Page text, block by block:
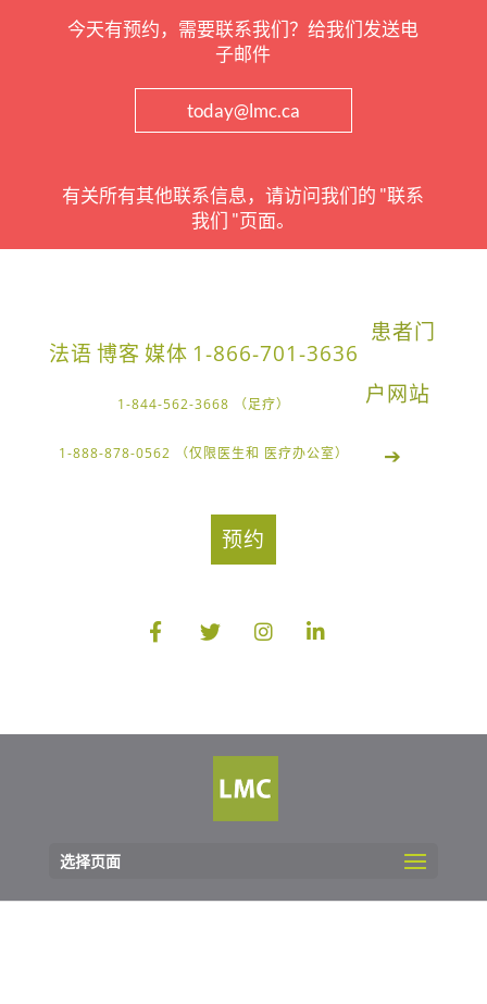
今天有预约，需要联系我们？给我们发送电
子邮件
today@lmc.ca
有关所有其他联系信息，请访问我们的 "联系
我们 "页面。
法语博客 媒体 1-866-701-3636
1-844-562-3668 （足疗）
1-888-878-0562 （仅限医生和 医疗办公室）
患者门
户网站
➔
预约
选择页面